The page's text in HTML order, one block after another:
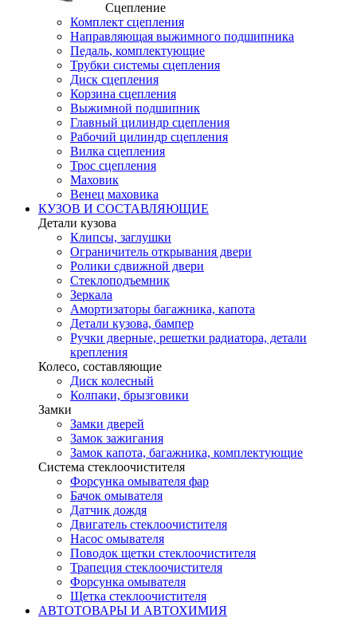
Сцепление
Комплект сцепления
Направляющая выжимного подшипника
Педаль, комплектующие
Трубки системы сцепления
Диск сцепления
Корзина сцепления
Выжимной подшипник
Главный цилиндр сцепления
Рабочий цилиндр сцепления
Вилка сцепления
Трос сцепления
Маховик
Венец маховика
КУЗОВ И СОСТАВЛЯЮЩИЕ
Детали кузова
Клипсы, заглушки
Ограничитель открывания двери
Ролики сдвижной двери
Стеклоподъемник
Зеркала
Амортизаторы багажника, капота
Детали кузова, бампер
Ручки дверные, решетки радиатора, детали
крепления
Колесо, составляющие
Диск колесный
Колпаки, брызговики
Замки
Замки дверей
Замок зажигания
Замок капота, багажника, комплектующие
Система стеклоочистителя
Форсунка омывателя фар
Бачок омывателя
Датчик дождя
Двигатель стеклоочистителя
Насос омывателя
Поводок щетки стеклоочистителя
Трапеция стеклоочистителя
Форсунка омывателя
Щетка стеклоочистителя
АВТОТОВАРЫ И АВТОХИМИЯ